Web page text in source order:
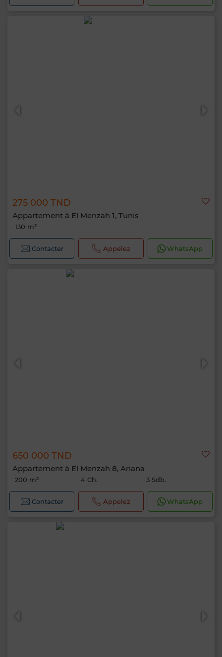
275 000 TND
Appartement à El Menzah 1, Tunis
130 m²
Contacter Appelez WhatsApp
650 000 TND
Appartement à El Menzah 8, Ariana
200 m² 4 Ch. 3 Sdb.
Contacter Appelez WhatsApp